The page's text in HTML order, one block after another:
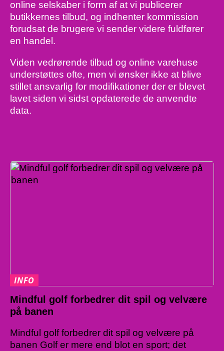
online selskaber i form af at vi publicerer
butikkernes tilbud, og indhenter kommission
forudsat de brugere vi sender videre fuldfører
en handel.
Viden vedrørende tilbud og online varehuse
understøttes ofte, men vi ønsker ikke at blive
stillet ansvarlig for modifikationer der er blevet
lavet siden vi sidst opdaterede de anvendte
data.
INFO
Mindful golf forbedrer dit spil og velvære
på banen
Mindful golf forbedrer dit spil og velvære på
banen Golf er mere end blot en sport; det